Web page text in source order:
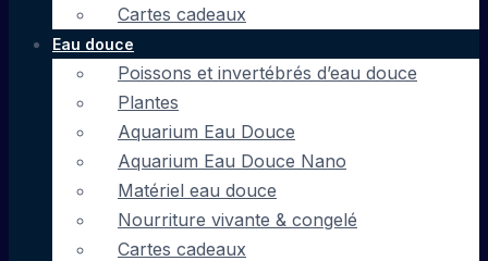
Cartes cadeaux
Eau douce
Poissons et invertébrés d’eau douce
Plantes
Aquarium Eau Douce
Aquarium Eau Douce Nano
Matériel eau douce
Nourriture vivante & congelé
Cartes cadeaux